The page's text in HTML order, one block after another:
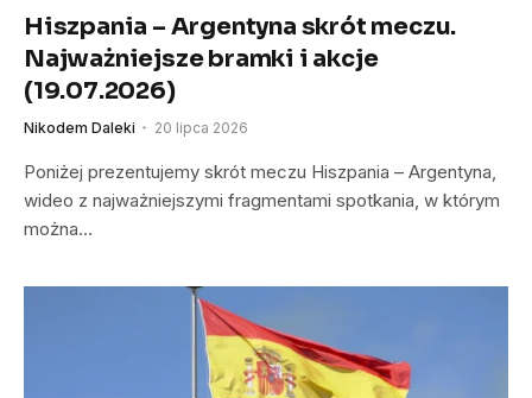
Hiszpania – Argentyna skrót meczu.
Najważniejsze bramki i akcje
(19.07.2026)
Nikodem Daleki 20 lipca 2026
Poniżej prezentujemy skrót meczu Hiszpania – Argentyna,
wideo z najważniejszymi fragmentami spotkania, w którym
można…